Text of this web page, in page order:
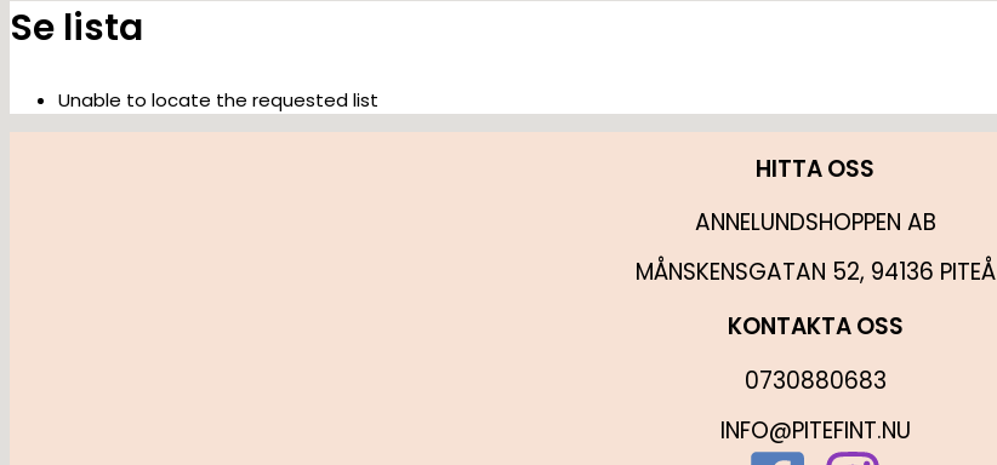
Se lista
Unable to locate the requested list
HITTA OSS
ANNELUNDSHOPPEN AB
MÅNSKENSGATAN 52, 94136 PITEÅ
KONTAKTA OSS
0730880683
INFO@PITEFINT.NU